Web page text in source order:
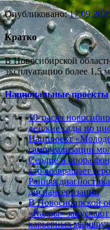
Опубликовано:
Кратко
В Новосибирской
эксплуатацию более 1,5
Национальные проекты
10 тысяч
детские сады по
Нацпроект
самореализации
Сердце и опора
кто возвращает
Ранняя
диспансеризации
В Новосибирской
«Кадры»
карьерных